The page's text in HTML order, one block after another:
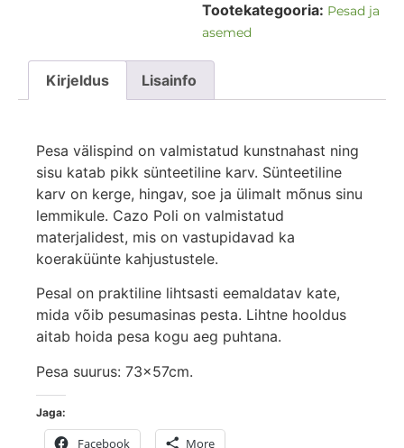
Tootekategooria: Pesad ja
asemed
Kirjeldus Lisainfo
Pesa välispind on valmistatud kunstnahast ning
sisu katab pikk sünteetiline karv. Sünteetiline
karv on kerge, hingav, soe ja ülimalt mõnus sinu
lemmikule. Cazo Poli on valmistatud
materjalidest, mis on vastupidavad ka
koeraküünte kahjustustele.
Pesal on praktiline lihtsasti eemaldatav kate,
mida võib pesumasinas pesta. Lihtne hooldus
aitab hoida pesa kogu aeg puhtana.
Pesa suurus: 73x57cm.
Jaga:
Facebook More